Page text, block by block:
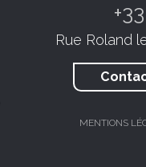
Rue Roland
MENTIONS